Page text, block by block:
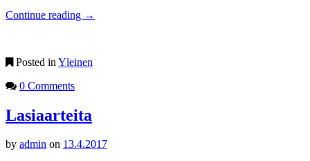
Continue reading →
Posted in Yleinen
0 Comments
Lasiaarteita
by admin on 13.4.2017